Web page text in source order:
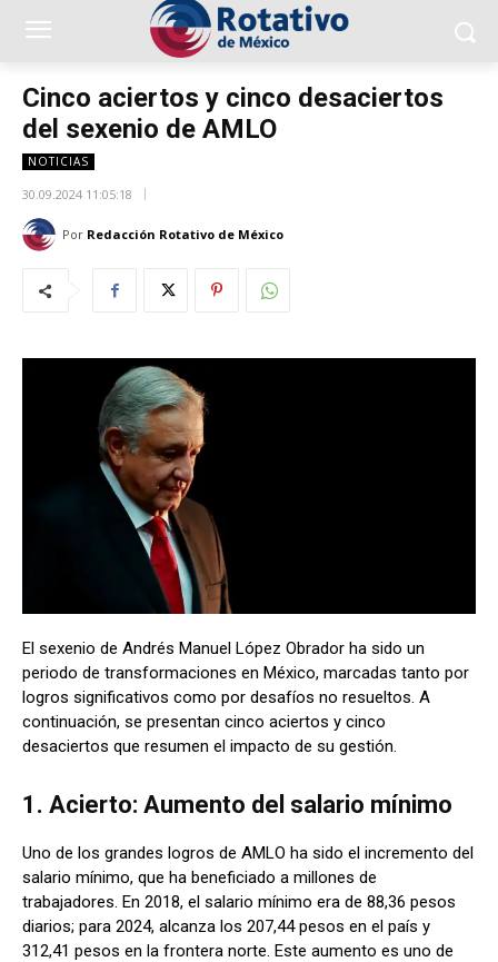
Cinco aciertos y cinco desaciertos
del sexenio de AMLO
NOTICIAS
30.09.2024 11:05:18
Por Redacción Rotativo de México
El sexenio de Andrés Manuel López Obrador ha sido un
periodo de transformaciones en México, marcadas tanto por
logros significativos como por desafíos no resueltos. A
continuación, se presentan cinco aciertos y cinco
desaciertos que resumen el impacto de su gestión.
1. Acierto: Aumento del salario mínimo
Uno de los grandes logros de AMLO ha sido el incremento del
salario mínimo, que ha beneficiado a millones de
trabajadores. En 2018, el salario mínimo era de 88,36 pesos
diarios; para 2024, alcanza los 207,44 pesos en el país y
312,41 pesos en la frontera norte. Este aumento es uno de